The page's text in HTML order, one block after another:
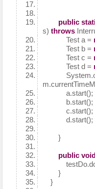
public
s)throws
Test a =
Test b =
Test c =
Test d =
a.start();
b.start();
c.start();
d.start();
}
public
}
}